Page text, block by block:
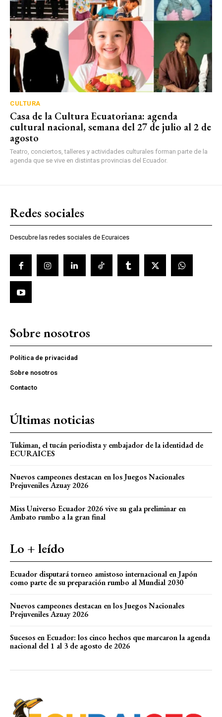
CULTURA
Casa de la Cultura Ecuatoriana: agenda
cultural nacional, semana del 27 de julio al 2 de
agosto
Teatro, conciertos, talleres y actividades culturales forman parte de la
agenda que se vive en distintas provincias del Ecuador.
Redes sociales
Descubre las redes sociales de Ecuraices
Sobre nosotros
Política de privacidad
Sobre nosotros
Contacto
Últimas noticias
Tukiman, el tucán periodista y embajador de la identidad de
ECURAICES
Nuevos campeones destacan en los Juegos Nacionales
Prejuveniles Azuay 2026
Miss Universo Ecuador 2026 vive su gala preliminar en
Ambato rumbo a la gran final
Lo + leído
Ecuador disputará torneo amistoso internacional en Japón
como parte de su preparación rumbo al Mundial 2030
Nuevos campeones destacan en los Juegos Nacionales
Prejuveniles Azuay 2026
Sucesos en Ecuador: los cinco hechos que marcaron la agenda
nacional del 1 al 3 de agosto de 2026